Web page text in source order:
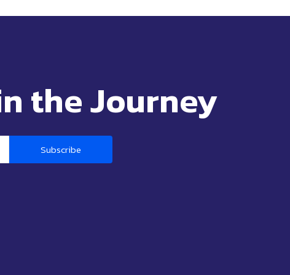
the Journey
Subscribe